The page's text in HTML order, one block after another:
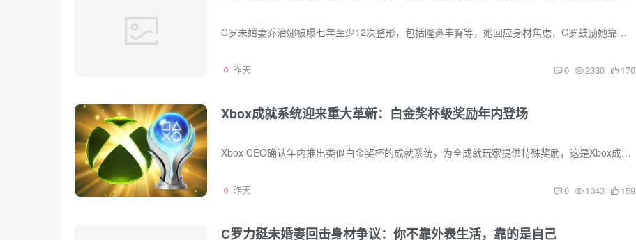
C罗未婚妻乔治娜被曝七年至少12次整形，包括隆鼻丰臀等，她回应身材焦虑，C罗鼓励她靠内在生活。
昨天 0 2330 170
Xbox成就系统迎来重大革新：白金奖杯级奖励年内登场
Xbox CEO确认年内推出类似白金奖杯的成就系统，为全成就玩家提供特殊奖励，这是Xbox成就系统21年来最大变革。
昨天 0 1043 159
C罗力挺未婚妻回击身材争议：你不靠外表生活，靠的是自己